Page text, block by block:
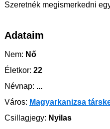
Szeretnék megismerkedni
Adataim
Nem: Nő
Életkor: 22
Névnap: ...
Város: Magyarkanizsa
Csillagjegy: Nyilas